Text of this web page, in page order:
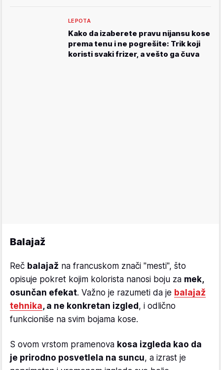
LEPOTA
Kako da izaberete pravu nijansu kose
prema tenu i ne pogrešite: Trik koji
koristi svaki frizer, a vešto ga čuva
Balajaž
Reč balajaž na francuskom znači "mesti", što
opisuje pokret kojim kolorista nanosi boju za mek,
osunčan efekat. Važno je razumeti da je balajaž
tehnika, a ne konkretan izgled , i odlično
funkcioniše na svim bojama kose.
S ovom vrstom pramenova kosa izgleda kao da
je prirodno posvetlela na suncu, a izrast je